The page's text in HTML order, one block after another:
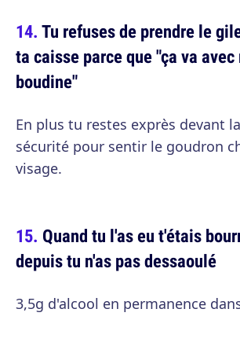
Tu refuses de prendre le
ta caisse parce que "ça va
boudine"
En plus tu restes exprès devant
sécurité pour sentir le goudron
visage.
Quand tu l'as eu t'étais
depuis tu n'as pas dessaoulé
3,5g d'alcool en permanence